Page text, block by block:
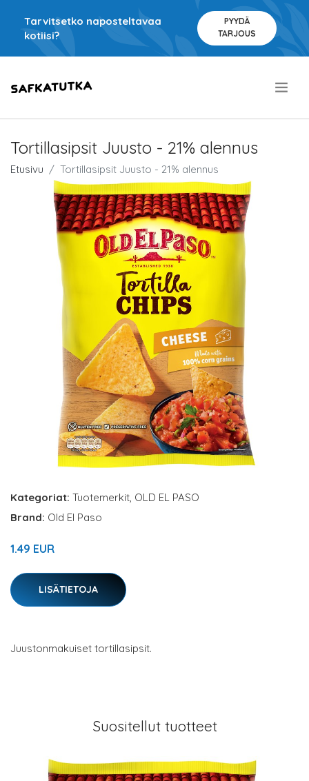
Tarvitsetko naposteltavaa
kotiisi?
PYYDÄ
TARJOUS
Tortillasipsit Juusto - 21% alennus
Etusivu Tortillasipsit Juusto - 21% alennus
Kategoriat: Tuotemerkit, OLD EL PASO
Brand: Old El Paso
1.49 EUR
LISÄTIETOJA
Juustonmakuiset tortillasipsit.
Suositellut tuotteet